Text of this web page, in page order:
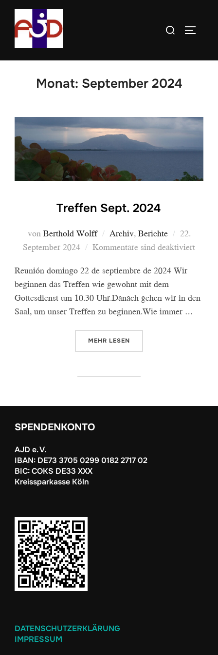
Zum
Inhalt
springen
Suchen
nach:
Monat: September 2024
Treffen Sept. 2024
vonBerthold Wolff Archiv,Berichte
am
22.
September 2024
Kommentare sind deaktiviert
Reunión domingo 22 de septiembre de 2024 Wir
beginnen das Treffen wie gewohnt mit dem
Gottesdienst um 10.30 Uhr.Danach gehen wir in den
Saal, um unser Treffen zu beginnen.Wie immer …
MEHR ÜBER „TREFFEN SEPT. 2024“
LESEN
SPENDENKONTO
AJD e. V.
IBAN: DE73 3705 0299 0182 2717 02
BIC: COKS DE33 XXX
Kreissparkasse Köln
DATENSCHUTZERKLÄRUNG
IMPRESSUM